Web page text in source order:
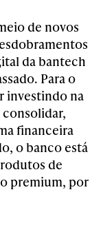
de novos
da bantech
Para o
investindo na
financeira
o banco está
de
premium, por